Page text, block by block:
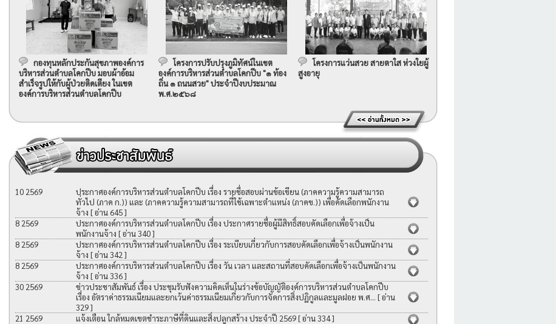
กองทุนหลักประกันสุขภาพองค์การ
บริหารส่วนตำบลโคกปีบ มอบผ้าอ้อม
สำเร็จรูปให้กับผู้ป่วยติดเตียง ในเขต
องค์การบริหารส่วนตำบลโคกปีบ
โครงการปรับปรุงภูมิทัศน์ในเขต
องค์การบริหารส่วนตำบลโคกปีบ "๑ ท้อง
ถิ่น ๑ ถนนสวย" ประจำปีงบประมาณ
พ.ศ.๒๕๖๘
โครงการแว่นสวย สายตาใส ห่วงใยผู้
สูงอายุ
10 2569
ประกาศองค์การบริหารส่วนตำบลโคกปีบ เรื่อง รายชื่อสอบผ่านข้อเขียน (ภาคความรู้ความสามารถ
ทั่วไป (ภาค ก.)) และ (ภาคความรู้ความสามารถที่ใช้เฉพาะตำแหน่ง (ภาคข.)) เพื่อคัดเลือกพนักงาน
จ้าง [ อ่าน 645 ]
8 2569
ประกาศองค์การบริหารส่วนตำบลโคกปีบ เรื่อง ประกาศรายชื่อผู้มีสิทธิ์สอบคัดเลือกเพื่อจ้างเป็น
พนักงานจ้าง [ อ่าน 340 ]
8 2569
ประกาศองค์การบริหารส่วนตำบลโคกปีบ เรื่อง ระเบียบเกี่ยวกับการสอบคัดเลือกเพื่อจ้างเป็นพนักงาน
จ้าง [ อ่าน 342 ]
8 2569
ประกาศองค์การบริหารส่วนตำบลโคกปีบ เรื่อง วัน เวลา และสถานที่สอบคัดเลือกเพื่อจ้างเป็นพนักงาน
จ้าง [ อ่าน 336 ]
30 2569
ข่าวประชาสัมพันธ์ เรื่อง ประชุมรับฟังความคิดเห็นในร่างข้อบัญญัติองค์การบริหารส่วนตำบลโคกปีบ
เรื่อง อัตราค่าธรรมเนียมและยกเว้นค่าธรรมเนียมเกี่ยวกับการจัดการสิ่งปฏิกูลและมูลฝอย พ.ศ... [ อ่าน
329 ]
21 2569
แจ้งเตือน ใกล้หมดเขตชำระภาษีที่ดินและสิ่งปลูกสร้าง ประจำปี 2569[ อ่าน 334 ]